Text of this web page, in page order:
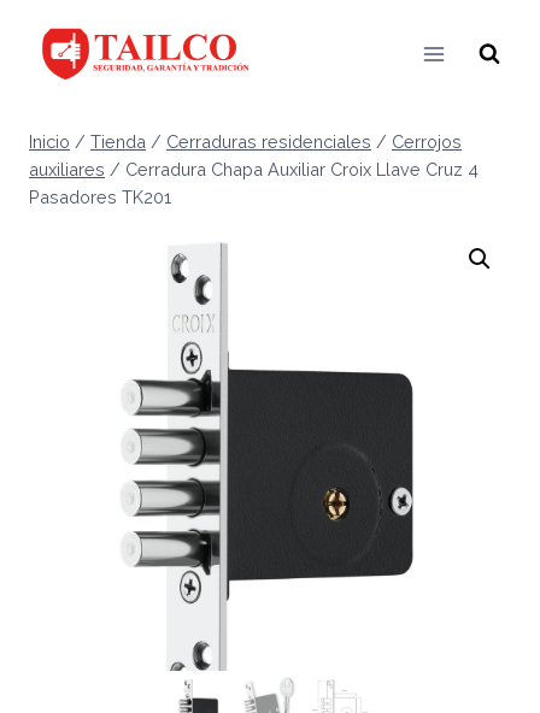
contenido
Inicio / Tienda / Cerraduras residenciales / Cerrojos
auxiliares / Cerradura Chapa Auxiliar Croix Llave Cruz 4
Pasadores TK201